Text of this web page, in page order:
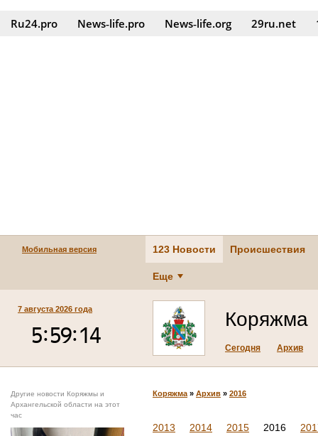
Ru24.pro News‑life.pro News‑life.org 29ru.net
Мобильная версия 123 Новости Происшествия
Еще
7 августа 2026 года Коряжма
Сегодня Архив
Другие новости Коряжмы и
Архангельской области на этот
час
Коряжма » Архив » 2016
2013 2014 2015 2016